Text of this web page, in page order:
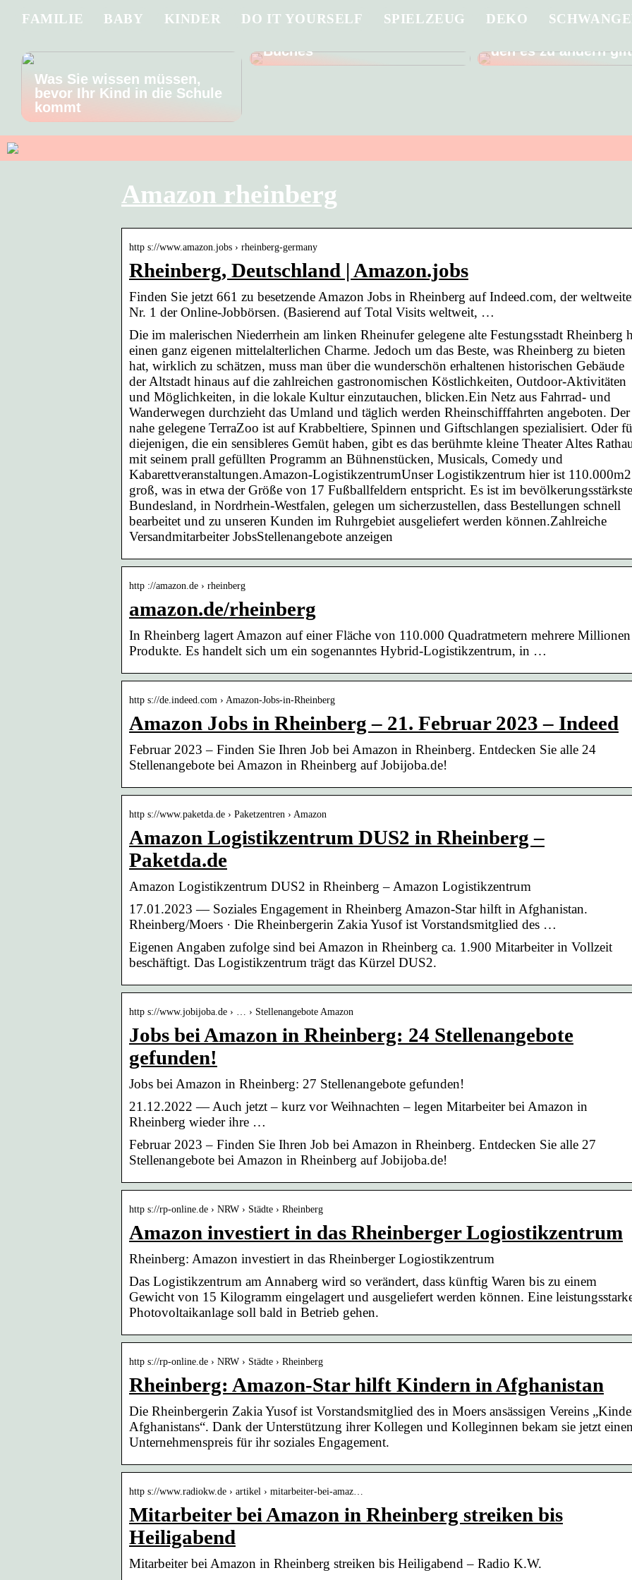
FAMILIE BABY KINDER DO IT YOURSELF SPIELZEUG DEKO
Was Sie wissen müssen,
bevor Ihr Kind in die Schule
kommt
Tauchen Sie ein in die
Buches
Männer gehen
den es zu ändern gilt
Amazon rheinberg
http s://www.amazon.jobs › rheinberg-germany
Rheinberg, Deutschland | Amazon.jobs
Finden Sie jetzt 661 zu besetzende Amazon Jobs in Rheinberg auf Indeed.com, der
Nr. 1 der Online-Jobbörsen. (Basierend auf Total Visits weltweit, …
Die im malerischen Niederrhein am linken Rheinufer gelegene alte Festungsstadt Rheinberg
einen ganz eigenen mittelalterlichen Charme. Jedoch um das Beste, was Rheinberg zu bieten
hat, wirklich zu schätzen, muss man über die wunderschön erhaltenen historischen Gebäude
der Altstadt hinaus auf die zahlreichen gastronomischen Köstlichkeiten, Outdoor-Aktivitäten
und Möglichkeiten, in die lokale Kultur einzutauchen, blicken.Ein Netz aus Fahrrad- und
Wanderwegen durchzieht das Umland und täglich werden Rheinschifffahrten angeboten. Der
nahe gelegene TerraZoo ist auf Krabbeltiere, Spinnen und Giftschlangen spezialisiert. Oder
diejenigen, die ein sensibleres Gemüt haben, gibt es das berühmte kleine Theater Altes
mit seinem prall gefüllten Programm an Bühnenstücken, Musicals, Comedy und
Kabarettveranstaltungen.Amazon-LogistikzentrumUnser Logistikzentrum hier ist 110.000m2
groß, was in etwa der Größe von 17 Fußballfeldern entspricht. Es ist im
Bundesland, in Nordrhein-Westfalen, gelegen um sicherzustellen, dass Bestellungen schnell
bearbeitet und zu unseren Kunden im Ruhrgebiet ausgeliefert werden können.Zahlreiche
Versandmitarbeiter JobsStellenangebote anzeigen
http ://amazon.de › rheinberg
amazon.de/rheinberg
In Rheinberg lagert Amazon auf einer Fläche von 110.000 Quadratmetern mehrere Millionen
Produkte. Es handelt sich um ein sogenanntes Hybrid-Logistikzentrum, in …
http s://de.indeed.com › Amazon-Jobs-in-Rheinberg
Amazon Jobs in Rheinberg – 21. Februar 2023 – Indeed
Februar 2023 – Finden Sie Ihren Job bei Amazon in Rheinberg. Entdecken Sie alle 24
Stellenangebote bei Amazon in Rheinberg auf Jobijoba.de!
http s://www.paketda.de › Paketzentren › Amazon
Amazon Logistikzentrum DUS2 in Rheinberg –
Paketda.de
Amazon Logistikzentrum DUS2 in Rheinberg – Amazon Logistikzentrum
17.01.2023 — Soziales Engagement in Rheinberg Amazon-Star hilft in Afghanistan.
Rheinberg/Moers · Die Rheinbergerin Zakia Yusof ist Vorstandsmitglied des …
Eigenen Angaben zufolge sind bei Amazon in Rheinberg ca. 1.900 Mitarbeiter in Vollzeit
beschäftigt. Das Logistikzentrum trägt das Kürzel DUS2.
http s://www.jobijoba.de › … › Stellenangebote Amazon
Jobs bei Amazon in Rheinberg: 24 Stellenangebote
gefunden!
Jobs bei Amazon in Rheinberg: 27 Stellenangebote gefunden!
21.12.2022 — Auch jetzt – kurz vor Weihnachten – legen Mitarbeiter bei Amazon in
Rheinberg wieder ihre …
Februar 2023 – Finden Sie Ihren Job bei Amazon in Rheinberg. Entdecken Sie alle 27
Stellenangebote bei Amazon in Rheinberg auf Jobijoba.de!
http s://rp-online.de › NRW › Städte › Rheinberg
Amazon investiert in das Rheinberger Logiostikzentrum
Rheinberg: Amazon investiert in das Rheinberger Logiostikzentrum
Das Logistikzentrum am Annaberg wird so verändert, dass künftig Waren bis zu einem
Gewicht von 15 Kilogramm eingelagert und ausgeliefert werden können. Eine
Photovoltaikanlage soll bald in Betrieb gehen.
http s://rp-online.de › NRW › Städte › Rheinberg
Rheinberg: Amazon-Star hilft Kindern in Afghanistan​
Die Rheinbergerin Zakia Yusof ist Vorstandsmitglied des in Moers ansässigen Vereins
Afghanistans“. Dank der Unterstützung ihrer Kollegen und Kolleginnen bekam sie jetzt einen
Unternehmenspreis für ihr soziales Engagement.
http s://www.radiokw.de › artikel › mitarbeiter-bei-amaz…
Mitarbeiter bei Amazon in Rheinberg streiken bis
Heiligabend
Mitarbeiter bei Amazon in Rheinberg streiken bis Heiligabend – Radio K.W.